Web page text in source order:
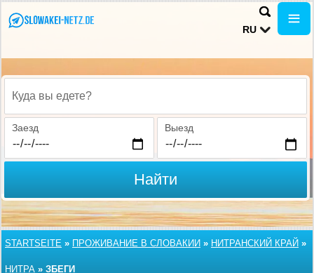
RU
Куда вы едете?
Заезд Выезд
Найти
STARTSEITE » ПРОЖИВАНИЕ В СЛОВАКИИ » НИТРАНСКИЙ КРАЙ »
НИТРА » ЗБЕГИ